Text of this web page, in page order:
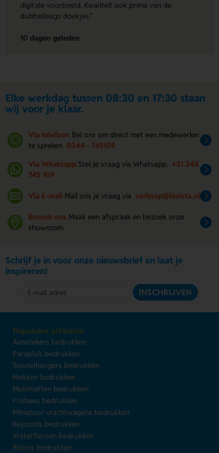
digitale voorbeeld. Kwaliteit ook prima van de
dubbellaags doekjes."
10 dagen geleden
Elke werkdag tussen 08:30 en 17:30 staan
wij voor je klaar.
Via telefoon Bel ons om direct met een medewerker
te spreken 0344 - 745109
Via Whatsapp Stel je vraag via Whatsapp. +31 344
745 109
Via E-mail Mail ons je vraag via verkoop@lavista.nl
Bezoek ons Maak een afspraak en bezoek onze
showroom.
Schrijf je in voor onze nieuwsbrief en laat je
inspireren!
INSCHRIJVEN
Populaire artikelen
Aanstekers bedrukken
Paraplu's bedrukken
Sleutelhangers bedrukken
Mokken bedrukken
Muismatten bedrukken
Frisbees bedrukken
Miniatuur vrachtwagens bedrukken
Keycords bedrukken
Waterflessen bedrukken
Bidons bedrukken